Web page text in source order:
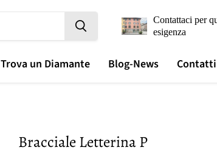
Contattaci per
esigenza
Trova un Diamante Blog-News Contatti
Bracciale Letterina P